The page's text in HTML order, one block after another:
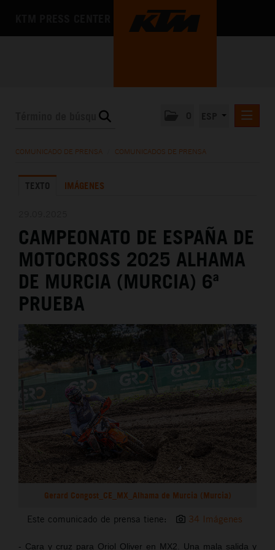
LA EMPRESA
COMUNICADO DE PRENSA COMUNICADOS DE PRENSA
TEXTO IMÁGENES
CAMPEONATO DE ESPAÑA DE
MOTOCROSS 2025 ALHAMA
DE MURCIA (MURCIA) 6ª
PRUEBA
Gerard Congost_CE_MX_Alhama de Murcia (Murcia)
Este comunicado de prensa tiene: 34 Imágenes
- Cara y cruz para Oriol Oliver en MX2. Una mala salida y